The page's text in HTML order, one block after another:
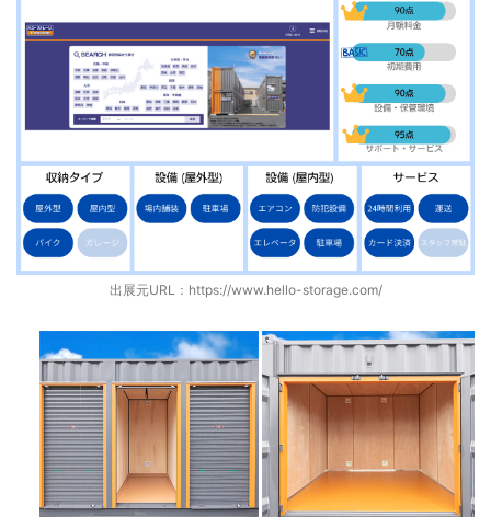
出展元URL： https://www.hello-storage.com/